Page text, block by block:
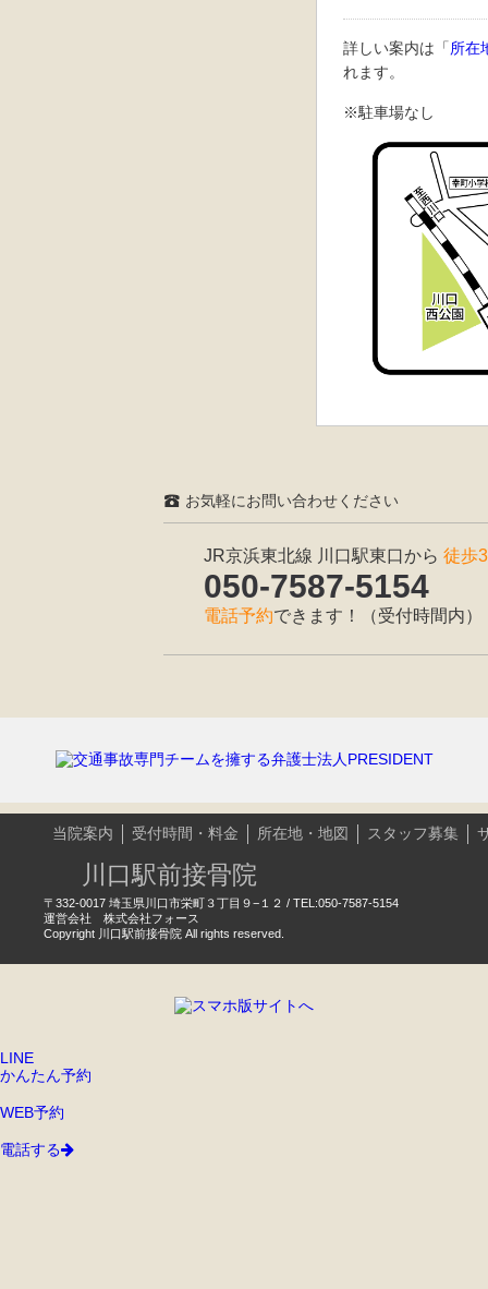
詳しい案内は「所在
れます。
※駐車場なし
お気軽にお問い合わせください
JR京浜東北線 川口駅東口から 徒歩
050-7587-5154
電話予約できます！（受付時間内）
当院案内 受付時間・料金 所在地・地図 スタッフ募集
川口駅前接骨院
〒332-0017 埼玉県川口市栄町３丁目９−１２ / TEL:050-7587-5154
運営会社 株式会社フォース
Copyright 川口駅前接骨院 All rights reserved.
LINE
かんたん予約
WEB予約
電話する